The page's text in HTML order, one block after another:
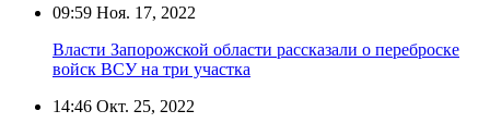
09:59 Ноя. 17, 2022
Власти Запорожской области рассказали о переброске
войск ВСУ на три участка
14:46 Окт. 25, 2022